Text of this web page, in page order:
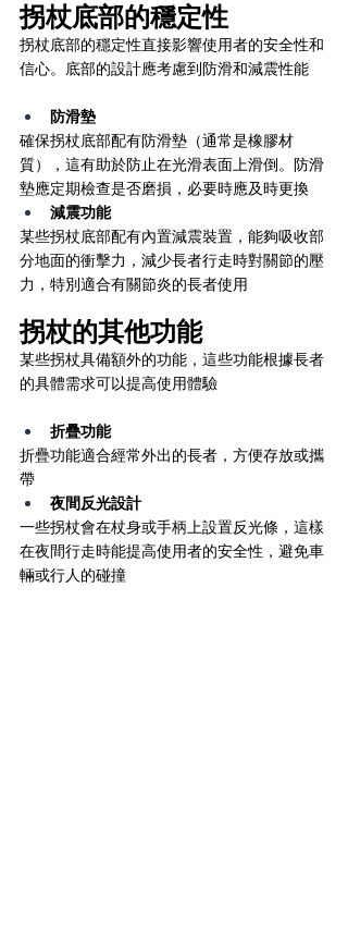
拐杖底部的穩定性
拐杖底部的穩定性直接影響使用者的安全性和
信心。底部的設計應考慮到防滑和減震性能
防滑墊
確保拐杖底部配有防滑墊（通常是橡膠材
質），這有助於防止在光滑表面上滑倒。防滑
墊應定期檢查是否磨損，必要時應及時更換
減震功能
某些拐杖底部配有內置減震裝置，能夠吸收部
分地面的衝擊力，減少長者行走時對關節的壓
力，特別適合有關節炎的長者使用
拐杖的其他功能
某些拐杖具備額外的功能，這些功能根據長者
的具體需求可以提高使用體驗
折疊功能
折疊功能適合經常外出的長者，方便存放或攜
帶
夜間反光設計
一些拐杖會在杖身或手柄上設置反光條，這樣
在夜間行走時能提高使用者的安全性，避免車
輛或行人的碰撞